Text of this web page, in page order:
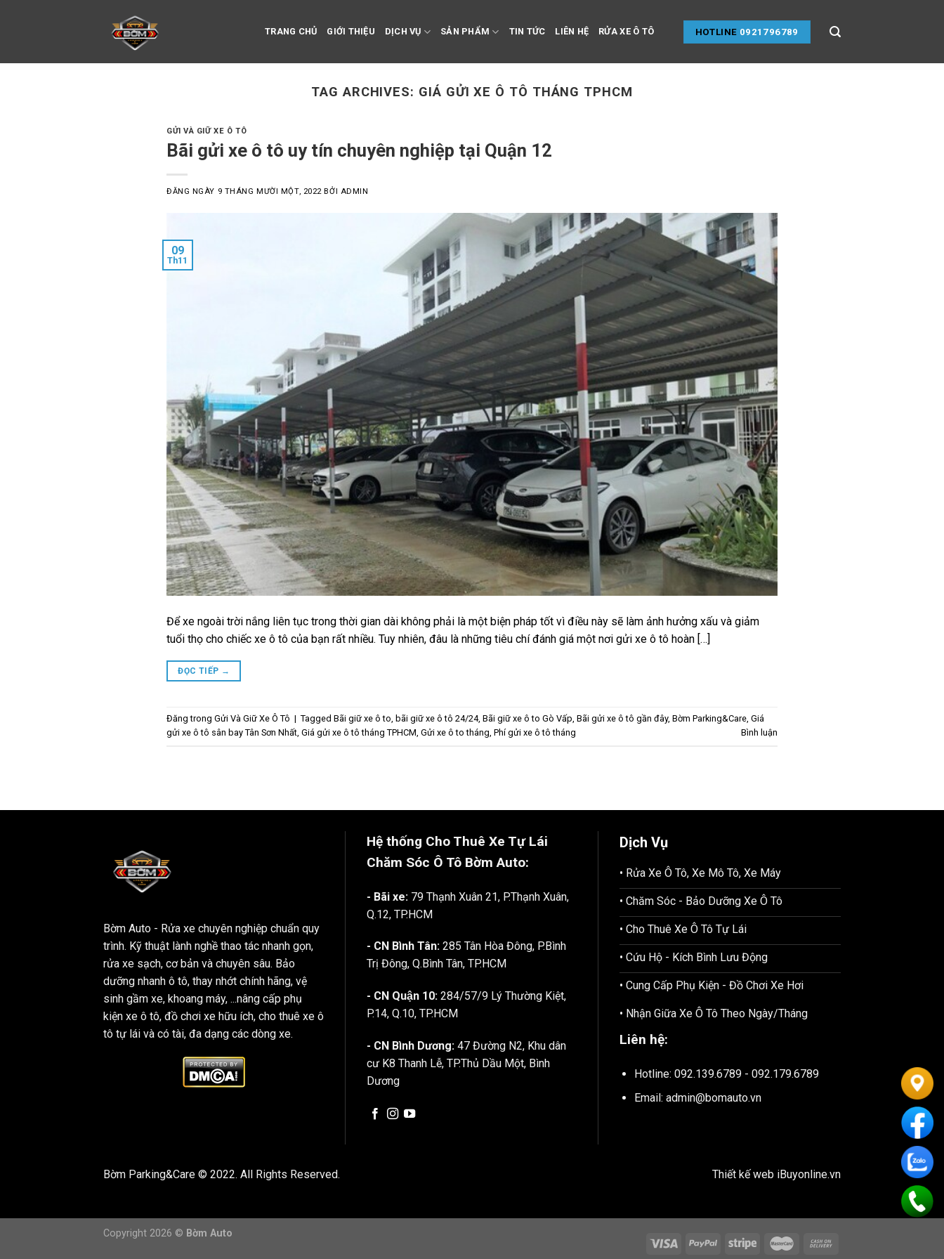
TRANG CHỦ GIỚI THIỆU DỊCH VỤ SẢN PHẨM TIN TỨC LIÊN HỆ RỬA XE Ô TÔ HOTLINE 0921796789
TAG ARCHIVES: GIÁ GỬI XE Ô TÔ THÁNG TPHCM
GỬI VÀ GIỮ XE Ô TÔ
Bãi gửi xe ô tô uy tín chuyên nghiệp tại Quận 12
ĐĂNG NGÀY 9 THÁNG MƯỜI MỘT, 2022BỞI ADMIN
09
Th11
Để xe ngoài trời nắng liên tục trong thời gian dài không phải là một biện pháp tốt vì điều này sẽ làm ảnh hưởng xấu và giảm
tuổi thọ cho chiếc xe ô tô của bạn rất nhiều. Tuy nhiên, đâu là những tiêu chí đánh giá một nơi gửi xe ô tô hoàn […]
ĐỌC TIẾP →
Đăng trong Gửi Và Giữ Xe Ô Tô | Tagged Bãi giữ xe ô to, bãi giữ xe ô tô 24/24, Bãi giữ xe ô to Gò Vấp, Bãi gửi xe ô tô gần đây, Bờm Parking&Care, Giá
gửi xe ô tô sân bay Tân Sơn Nhất, Giá gửi xe ô tô tháng TPHCM, Gửi xe ô to tháng, Phí gửi xe ô tô tháng Bình luận
Bờm Auto - Rửa xe chuyên nghiệp chuẩn quy
trình. Kỹ thuật lành nghề thao tác nhanh gọn,
rửa xe sạch, cơ bản và chuyên sâu. Bảo
dưỡng nhanh ô tô, thay nhớt chính hãng, vệ
sinh gầm xe, khoang máy, ...nâng cấp phụ
kiện xe ô tô, đồ chơi xe hữu ích, cho thuê xe ô
tô tự lái và có tài, đa dạng các dòng xe.
Hệ thống Cho Thuê Xe Tự Lái
Chăm Sóc Ô Tô Bờm Auto:
- Bãi xe: 79 Thạnh Xuân 21, P.Thạnh Xuân,
Q.12, TP.HCM
- CN Bình Tân: 285 Tân Hòa Đông, P.Bình
Trị Đông, Q.Bình Tân, TP.HCM
- CN Quận 10: 284/57/9 Lý Thường Kiệt,
P.14, Q.10, TP.HCM
- CN Bình Dương: 47 Đường N2, Khu dân
cư K8 Thanh Lễ, TP.Thủ Dầu Một, Bình
Dương
Dịch Vụ
• Rửa Xe Ô Tô, Xe Mô Tô, Xe Máy
• Chăm Sóc - Bảo Dưỡng Xe Ô Tô
• Cho Thuê Xe Ô Tô Tự Lái
• Cứu Hộ - Kích Bình Lưu Động
• Cung Cấp Phụ Kiện - Đồ Chơi Xe Hơi
• Nhận Giữa Xe Ô Tô Theo Ngày/Tháng
Liên hệ:
Hotline: 092.139.6789 - 092.179.6789
Email: admin@bomauto.vn
Bờm Parking&Care © 2022. All Rights Reserved. Thiết kế web iBuyonline.vn
Copyright 2026 © Bờm Auto